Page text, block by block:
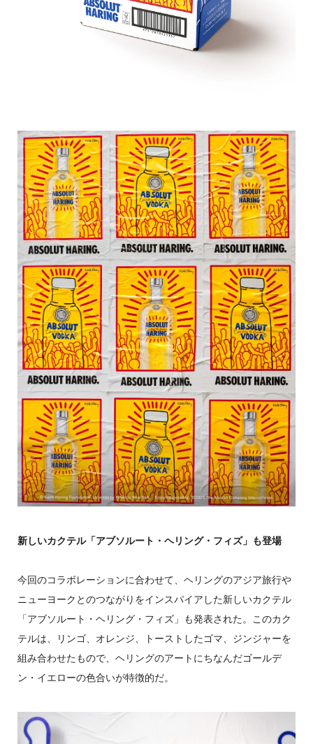
新しいカクテル「アブソルート・ヘリング・フィズ」も登場
今回のコラボレーションに合わせて、ヘリングのアジア旅行や
ニューヨークとのつながりをインスパイアした新しいカクテル
「アブソルート・ヘリング・フィズ」も発表された。このカク
テルは、リンゴ、オレンジ、トーストしたゴマ、ジンジャーを
組み合わせたもので、ヘリングのアートにちなんだゴールデ
ン・イエローの色合いが特徴的だ。